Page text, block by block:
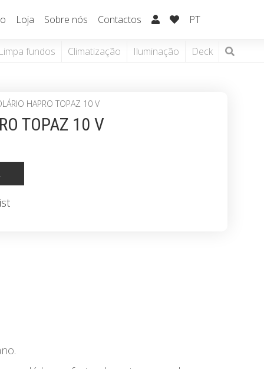
Loja Sobre nós Contactos PT
Limpa fundos Climatização Iluminação Deck
HAPRO TOPAZ 10 V
TOPAZ 10 V